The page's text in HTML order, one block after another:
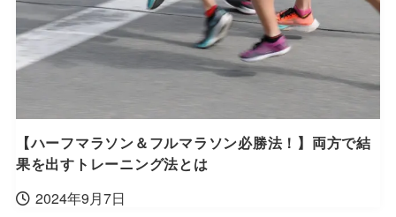
【ハーフマラソン＆フルマラソン必勝法！】両方で結
果を出すトレーニング法とは
2024年9月7日